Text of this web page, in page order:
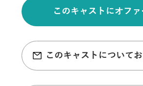
このキャストにオファ
このキャストについて